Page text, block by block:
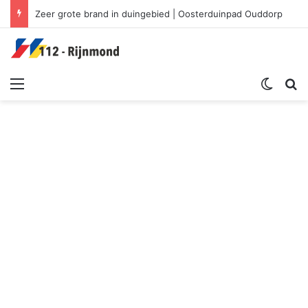
Zeer grote brand in duingebied | Oosterduinpad Ouddorp
Menu Switch